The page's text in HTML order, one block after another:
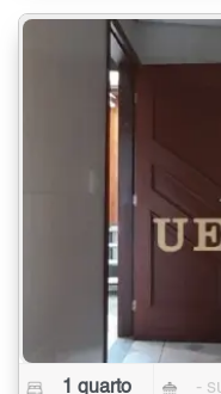
1 quarto -